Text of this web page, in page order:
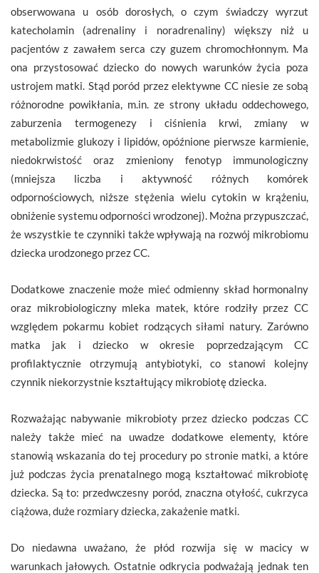
obserwowana u osób dorosłych, o czym świadczy wyrzut
katecholamin (adrenaliny i noradrenaliny) większy niż u
pacjentów z zawałem serca czy guzem chromochłonnym. Ma
ona przystosować dziecko do nowych warunków życia poza
ustrojem matki. Stąd poród przez elektywne CC niesie ze sobą
różnorodne powikłania, m.in. ze strony układu oddechowego,
zaburzenia termogenezy i ciśnienia krwi, zmiany w
metabolizmie glukozy i lipidów, opóźnione pierwsze karmienie,
niedokrwistość oraz zmieniony fenotyp immunologiczny
(mniejsza liczba i aktywność różnych komórek
odpornościowych, niższe stężenia wielu cytokin w krążeniu,
obniżenie systemu odporności wrodzonej). Można przypuszczać,
że wszystkie te czynniki także wpływają na rozwój mikrobiomu
dziecka urodzonego przez CC.
Dodatkowe znaczenie może mieć odmienny skład hormonalny
oraz mikrobiologiczny mleka matek, które rodziły przez CC
względem pokarmu kobiet rodzących siłami natury. Zarówno
matka jak i dziecko w okresie poprzedzającym CC
profilaktycznie otrzymują antybiotyki, co stanowi kolejny
czynnik niekorzystnie kształtujący mikrobiotę dziecka.
Rozważając nabywanie mikrobioty przez dziecko podczas CC
należy także mieć na uwadze dodatkowe elementy, które
stanowią wskazania do tej procedury po stronie matki, a które
już podczas życia prenatalnego mogą kształtować mikrobiotę
dziecka. Są to: przedwczesny poród, znaczna otyłość, cukrzyca
ciążowa, duże rozmiary dziecka, zakażenie matki.
Do niedawna uważano, że płód rozwija się w macicy w
warunkach jałowych. Ostatnie odkrycia podważają jednak ten